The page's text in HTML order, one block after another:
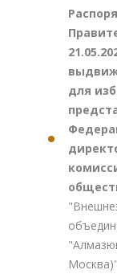
для
Москва)"